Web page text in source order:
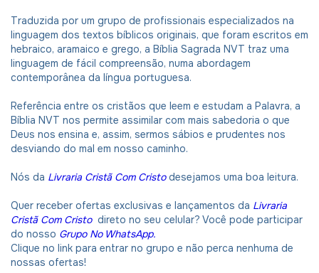
Traduzida por um grupo de profissionais especializados na
linguagem dos textos bíblicos originais, que foram escritos em
hebraico, aramaico e grego, a Bíblia Sagrada NVT traz uma
linguagem de fácil compreensão, numa abordagem
contemporânea da língua portuguesa.
Referência entre os cristãos que leem e estudam a Palavra, a
Bíblia NVT nos permite assimilar com mais sabedoria o que
Deus nos ensina e, assim, sermos sábios e prudentes nos
desviando do mal em nosso caminho.
Nós da Livraria Cristã Com Cristodesejamos uma boa leitura.
Quer receber ofertas exclusivas e lançamentos da Livraria
Cristã Com Cristo direto no seu celular? Você pode participar
do nosso Grupo No WhatsApp.
Clique no link para entrar no grupo e não perca nenhuma de
nossas ofertas!